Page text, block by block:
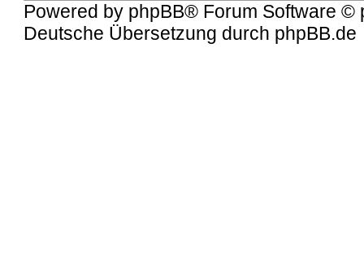
Powered by phpBB® Forum Software ©
Deutsche Übersetzung durch phpBB.de